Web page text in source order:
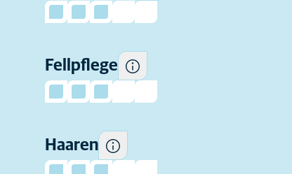
Fellpflege
Haaren
normalerweise regelmäßig
verliert.
Wie sehr diese Katzen zum
"Reden" neigen.